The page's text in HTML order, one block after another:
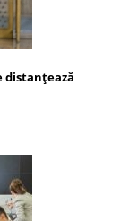
distanțează